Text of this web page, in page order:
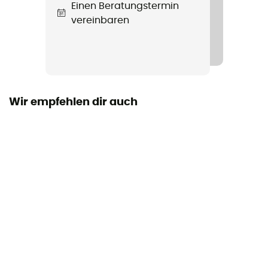
Einen Beratungstermin
vereinbaren
Wir empfehlen dir auch